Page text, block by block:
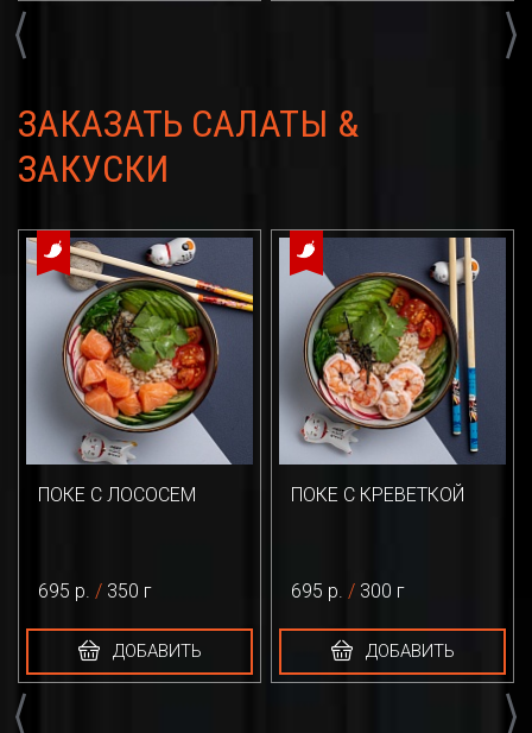
ЗАКАЗАТЬ САЛАТЫ &
ЗАКУСКИ
ПОКЕ С ЛОСОСЕМ
695 р. / 350 г
ДОБАВИТЬ
ПОКЕ С КРЕВЕТКОЙ
695 р. / 300 г
ДОБАВИТЬ